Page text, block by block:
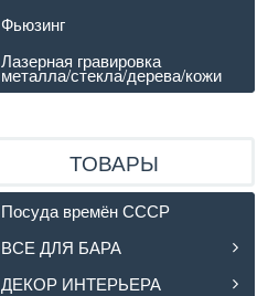
Фьюзинг
Лазерная гравировка
металла/стекла/дерева/кожи
ТОВАРЫ
Посуда времён СССР
ВСЕ ДЛЯ БАРА
ДЕКОР ИНТЕРЬЕРА